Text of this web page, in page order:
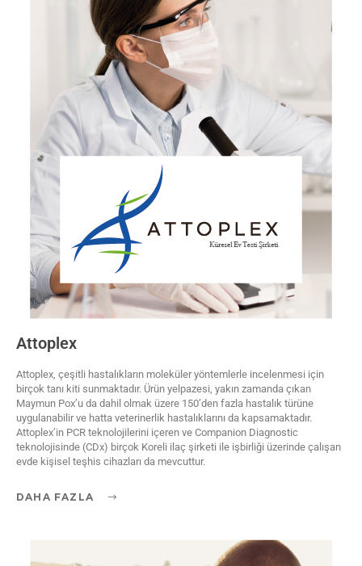
Attoplex
Attoplex, çeşitli hastalıkların moleküler yöntemlerle incelenmesi için
birçok tanı kiti sunmaktadır. Ürün yelpazesi, yakın zamanda çıkan
Maymun Pox’u da dahil olmak üzere 150’den fazla hastalık türüne
uygulanabilir ve hatta veterinerlik hastalıklarını da kapsamaktadır.
Attoplex’in PCR teknolojilerini içeren ve Companion Diagnostic
teknolojisinde (CDx) birçok Koreli ilaç şirketi ile işbirliği üzerinde çalışan
evde kişisel teşhis cihazları da mevcuttur.
DAHA FAZLA